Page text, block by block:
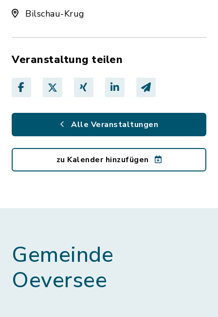
Bilschau-Krug
Veranstaltung teilen
Alle Veranstaltungen
zu Kalender hinzufügen
Gemeinde
Oeversee